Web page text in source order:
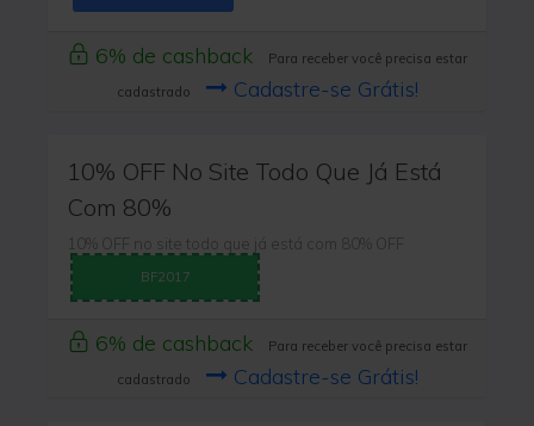
6% de cashback
Para receber você precisa estar
cadastrado
Cadastre-se Grátis!
10% OFF No Site Todo Que Já Está
Com 80%
10% OFF no site todo que já está com 80% OFF
BF2017
6% de cashback
Para receber você precisa estar
cadastrado
Cadastre-se Grátis!